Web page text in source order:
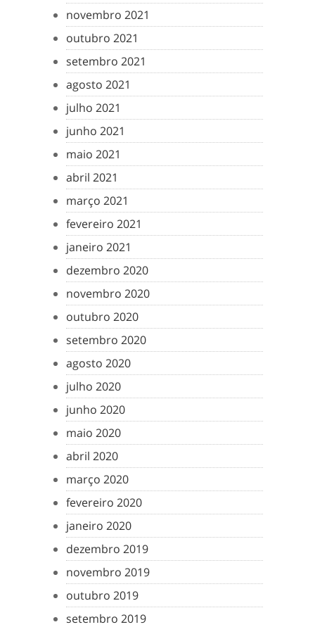
novembro 2021
outubro 2021
setembro 2021
agosto 2021
julho 2021
junho 2021
maio 2021
abril 2021
março 2021
fevereiro 2021
janeiro 2021
dezembro 2020
novembro 2020
outubro 2020
setembro 2020
agosto 2020
julho 2020
junho 2020
maio 2020
abril 2020
março 2020
fevereiro 2020
janeiro 2020
dezembro 2019
novembro 2019
outubro 2019
setembro 2019